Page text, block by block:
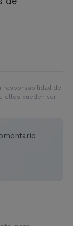
responsabilidad de
ellos pueden ser